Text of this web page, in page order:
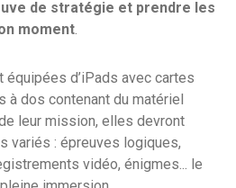
de stratégie et prendre les
moment.
d’iPads avec cartes
dos contenant du matériel
leur mission, elles devront
variés : épreuves logiques,
vidéo, énigmes... le